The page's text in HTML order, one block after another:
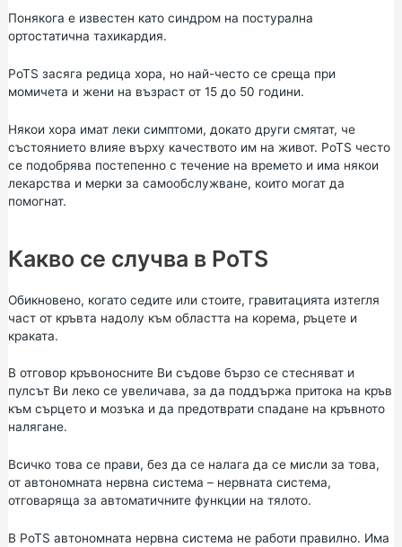
Понякога е известен като синдром на постурална
ортостатична тахикардия.
PoTS засяга редица хора, но най-често се среща при
момичета и жени на възраст от 15 до 50 години.
Някои хора имат леки симптоми, докато други смятат, че
състоянието влияе върху качеството им на живот. PoTS често
се подобрява постепенно с течение на времето и има някои
лекарства и мерки за самообслужване, които могат да
помогнат.
Какво се случва в PoTS
Обикновено, когато седите или стоите, гравитацията изтегля
част от кръвта надолу към областта на корема, ръцете и
краката.
В отговор кръвоносните Ви съдове бързо се стесняват и
пулсът Ви леко се увеличава, за да поддържа притока на кръв
към сърцето и мозъка и да предотврати спадане на кръвното
налягане.
Всичко това се прави, без да се налага да се мисли за това,
от автономната нервна система – нервната система,
отговаряща за автоматичните функции на тялото.
В PoTS автономната нервна система не работи правилно. Има